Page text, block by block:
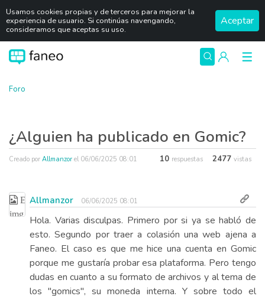
Usamos cookies propias y de terceros para mejorar la
experiencia de usuario. Si continúas navengando,
consideramos que aceptas su uso.
Aceptar
Foro
¿Alguien ha publicado en Gomic?
Creado por Allmanzor el 06/06/2025 08:01 10 respuestas 2477 vistas
Allmanzor 06/06/2025 08:01
Hola. Varias disculpas. Primero por si ya se habló de
esto. Segundo por traer a colasión una web ajena a
Faneo. El caso es que me hice una cuenta en Gomic
porque me gustaría probar esa plataforma. Pero tengo
dudas en cuanto a su formato de archivos y al tema de
los "gomics", su moneda interna. Y sobre todo el